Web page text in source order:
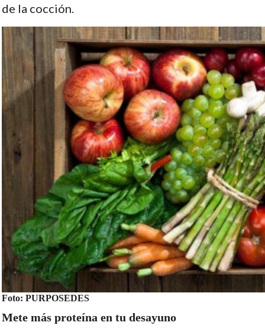
de la cocción.
Foto: PURPOSEDES
Mete más proteína en tu desayuno